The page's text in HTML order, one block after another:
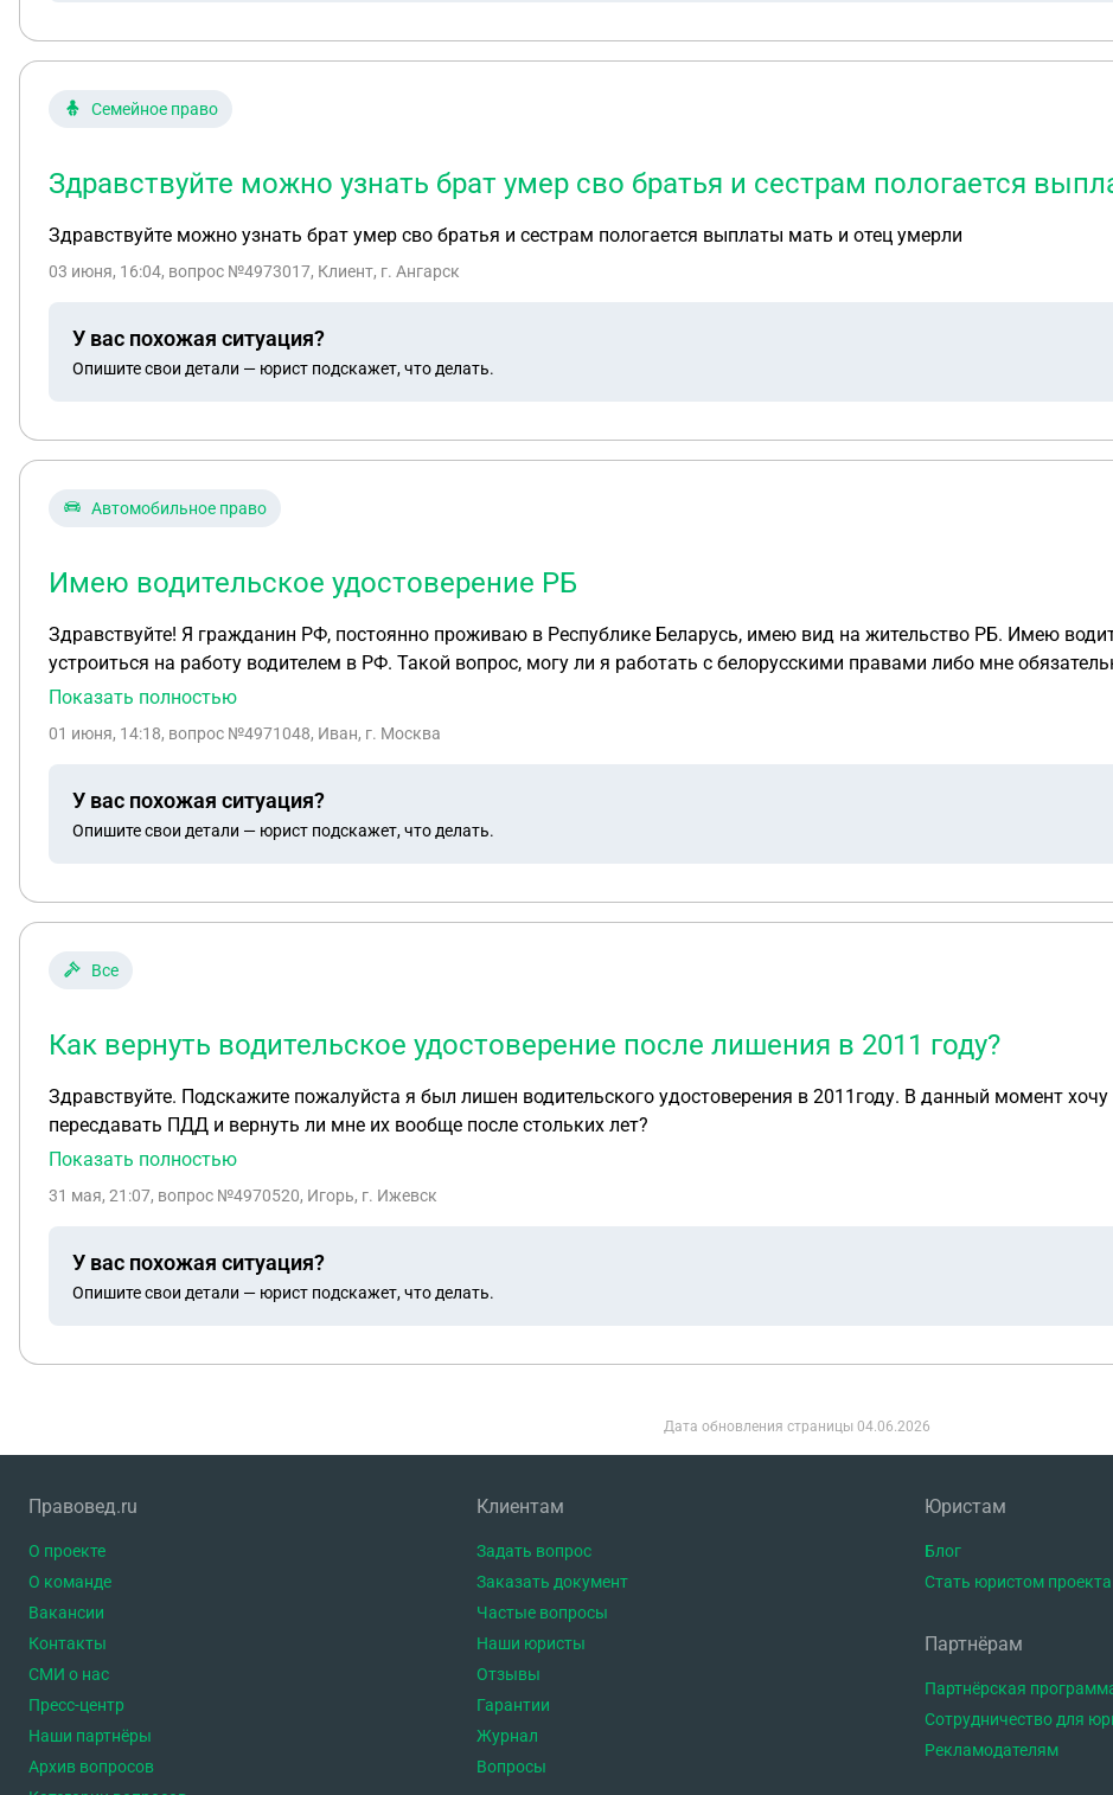
Семейное право
Здравствуйте можно узнать брат умер сво братья и сестрам пологается
Здравствуйте можно узнать брат умер сво братья и сестрам пологается выплаты мать и отец умерли
03 июня, 16:04, вопрос №4973017, Клиент, г. Ангарск
У вас похожая ситуация?
Опишите свои детали — юрист подскажет, что делать.
Автомобильное право
Имею водительское удостоверение РБ
Здравствуйте! Я гражданин РФ, постоянно проживаю в Республике Беларусь, имею вид на жительство РБ. Имею
устроиться на работу водителем в РФ. Такой вопрос, могу ли я работать с белорусскими правами либо мне
российского образца?
Показать полностью
01 июня, 14:18, вопрос №4971048, Иван, г. Москва
У вас похожая ситуация?
Опишите свои детали — юрист подскажет, что делать.
Все
Как вернуть водительское удостоверение после лишения в 2011 году?
Здравствуйте. Подскажите пожалуйста я был лишен водительского удостоверения в 2011году. В данный момент
пересдавать ПДД и вернуть ли мне их вообще после стольких лет?
Показать полностью
31 мая, 21:07, вопрос №4970520, Игорь, г. Ижевск
У вас похожая ситуация?
Опишите свои детали — юрист подскажет, что делать.
Дата обновления страницы 04.06.2026
Правовед.ru
О проекте
О команде
Вакансии
Контакты
СМИ о нас
Пресс-центр
Наши партнёры
Архив вопросов
Клиентам
Задать вопрос
Заказать документ
Частые вопросы
Наши юристы
Отзывы
Гарантии
Журнал
Вопросы
Юристам
Блог
Стать юристом проекта
Партнёрам
Партнёрская
Сотрудничество для
Рекламодателям